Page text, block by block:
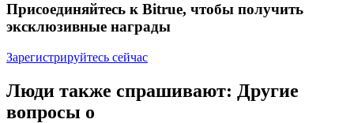
Копирование торговли
Присоединяйтесь к лучшим трейдерам
Присоединяйтесь к Bitrue, чтобы получить
эксклюзивные награды
Зарегистрируйтесь сейчас
Люди также спрашивают: Другие
вопросы о